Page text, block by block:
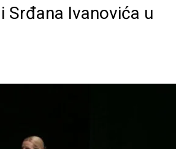
Srđana Ivanovića u